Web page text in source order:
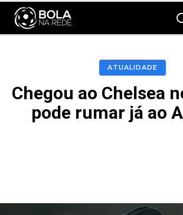
ATUALIDADE
Chegou ao Chelsea
pode rumar já ao